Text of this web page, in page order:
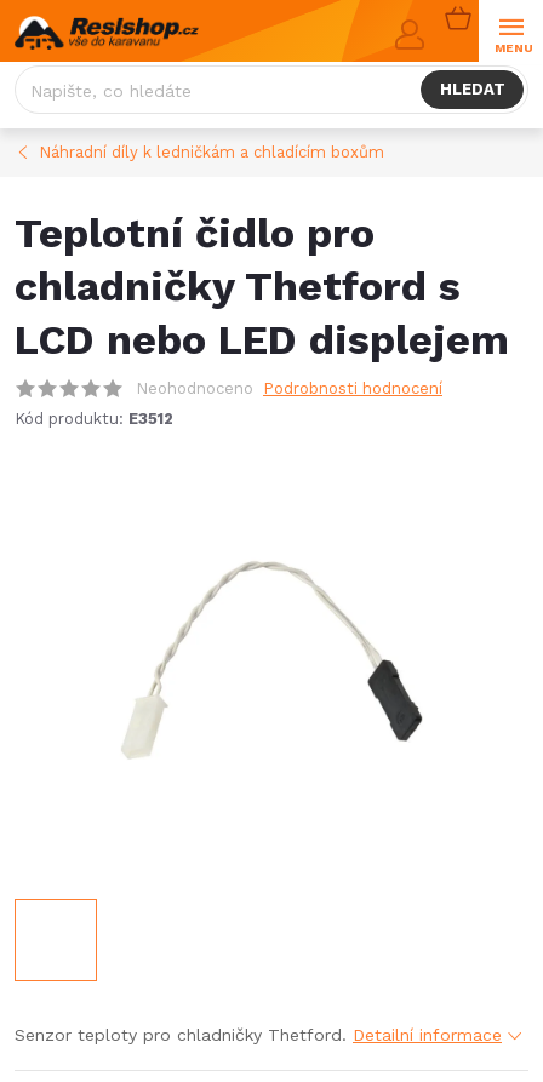
Přejít
na
obsah
HLEDAT
NÁKUPNÍ
KOŠÍK
Náhradní díly k ledničkám a chladícím boxům
Teplotní čidlo pro
chladničky Thetford s
LCD nebo LED displejem
Neohodnoceno
Podrobnosti hodnocení
Kód produktu: E3512
Senzor teploty pro chladničky Thetford. Detailní informace